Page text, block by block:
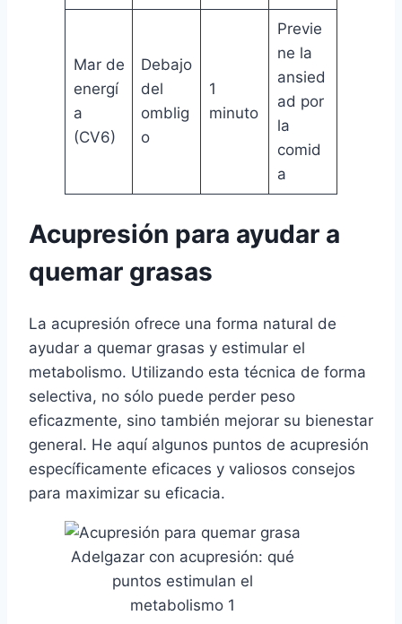
Mar de
energí
a
(CV6)
Debajo
del
omblig
o
1
minuto
Previe
ne la
ansied
ad por
la
comid
a
Acupresión para ayudar a
quemar grasas
La acupresión ofrece una forma natural de
ayudar a quemar grasas y estimular el
metabolismo. Utilizando esta técnica de forma
selectiva, no sólo puede perder peso
eficazmente, sino también mejorar su bienestar
general. He aquí algunos puntos de acupresión
específicamente eficaces y valiosos consejos
para maximizar su eficacia.
Adelgazar con acupresión: qué
puntos estimulan el
metabolismo 1